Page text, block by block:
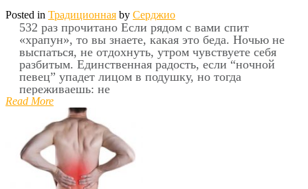
Posted in Традиционная by Серджио
532 раз прочитано Если рядом с вами спит
«храпун», то вы знаете, какая это беда. Ночью не
выспаться, не отдохнуть, утром чувствуете себя
разбитым. Единственная радость, если “ночной
певец” упадет лицом в подушку, но тогда
переживаешь: не
Read More